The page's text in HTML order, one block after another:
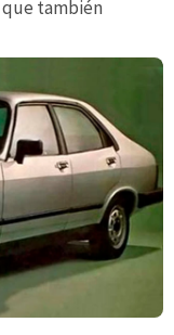
también